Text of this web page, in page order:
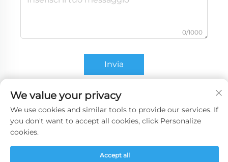
0/1000
Invia
We value your privacy
We use cookies and similar tools to provide our services. If
you don't want to accept all cookies, click Personalize
cookies.
Accept all